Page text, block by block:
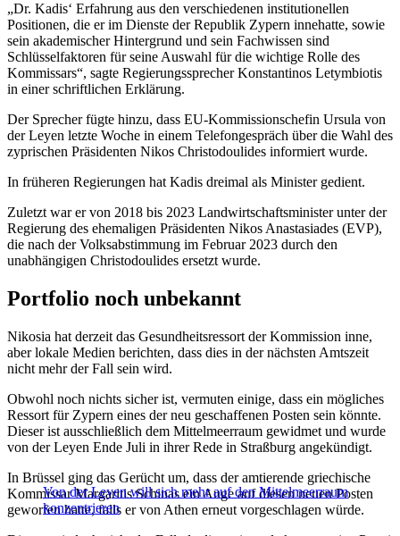
„Dr. Kadis‘ Erfahrung aus den verschiedenen institutionellen
Positionen, die er im Dienste der Republik Zypern innehatte, sowie
sein akademischer Hintergrund und sein Fachwissen sind
Schlüsselfaktoren für seine Auswahl für die wichtige Rolle des
Kommissars“, sagte Regierungssprecher Konstantinos Letymbiotis
in einer schriftlichen Erklärung.
Der Sprecher fügte hinzu, dass EU-Kommissionschefin Ursula von
der Leyen letzte Woche in einem Telefongespräch über die Wahl des
zyprischen Präsidenten Nikos Christodoulides informiert wurde.
In früheren Regierungen hat Kadis dreimal als Minister gedient.
Zuletzt war er von 2018 bis 2023 Landwirtschaftsminister unter der
Regierung des ehemaligen Präsidenten Nikos Anastasiades (EVP),
die nach der Volksabstimmung im Februar 2023 durch den
unabhängigen Christodoulides ersetzt wurde.
Portfolio noch unbekannt
Nikosia hat derzeit das Gesundheitsressort der Kommission inne,
aber lokale Medien berichten, dass dies in der nächsten Amtszeit
nicht mehr der Fall sein wird.
Obwohl noch nichts sicher ist, vermuten einige, dass ein mögliches
Ressort für Zypern eines der neu geschaffenen Posten sein könnte.
Dieser ist ausschließlich dem Mittelmeerraum gewidmet und wurde
von der Leyen Ende Juli in ihrer Rede in Straßburg angekündigt.
Von der Leyen will sich mehr auf den Mittelmeerraum
konzentrieren
In Brüssel ging das Gerücht um, dass der amtierende griechische
Kommissar Margaritis Schinas ein Auge auf diesen neuen Posten
geworfen hatte, falls er von Athen erneut vorgeschlagen würde.